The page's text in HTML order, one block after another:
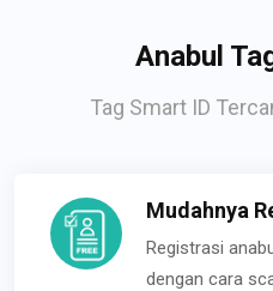
Anabul
Tag Smart ID
Mudahnya
Registrasi
dengan cara